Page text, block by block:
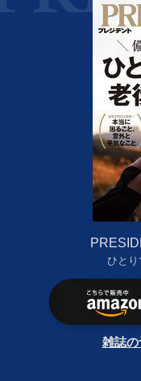
ひとり
雑誌